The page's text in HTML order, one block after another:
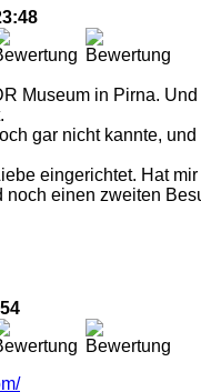
Museum in Pirna. Und
gar nicht kannte, und
eingerichtet. Hat mir
noch einen zweiten